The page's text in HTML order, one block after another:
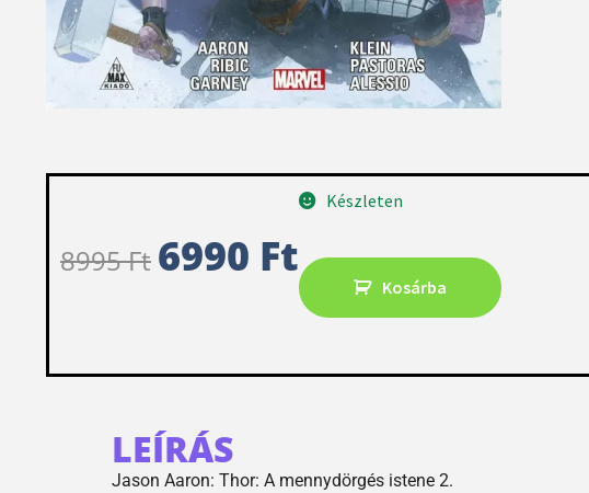
8995Ft 6990 Ft
Készleten
Kosárba
LEÍRÁS
Jason Aaron: Thor: A mennydörgés istene 2.